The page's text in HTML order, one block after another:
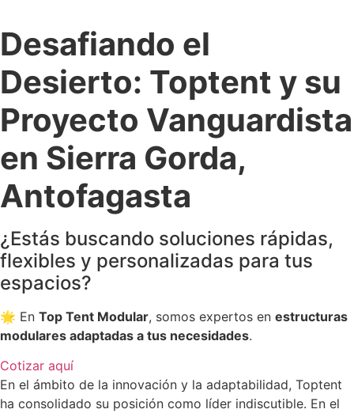
Desafiando el
Desierto: Toptent y su
Proyecto Vanguardista
en Sierra Gorda,
Antofagasta
¿Estás buscando soluciones rápidas,
flexibles y personalizadas para tus
espacios?
🌟 En Top Tent Modular, somos expertos en estructuras
modulares adaptadas a tus necesidades.
Cotizar aquí
En el ámbito de la innovación y la adaptabilidad, Toptent
ha consolidado su posición como líder indiscutible. En el